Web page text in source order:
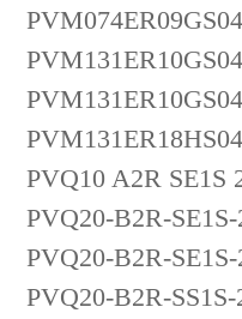
PVQ10 A2R SE1S
PVQ20-B2R-
PVQ20-B2R-
PVQ20-B2R-